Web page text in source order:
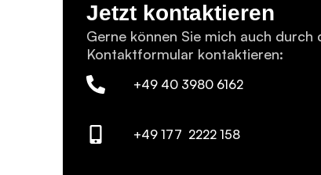
Jetzt kontaktieren
Gerne können Sie mich auch durch
Kontaktformular kontaktieren:
+49 40 3980 6162
+49 177 2222 158